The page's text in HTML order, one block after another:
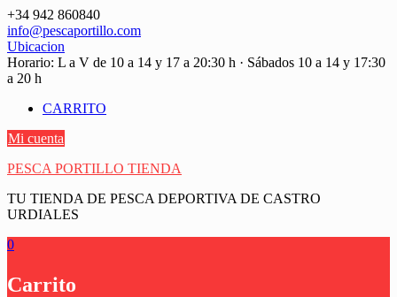
Saltar
contenido
+34 942 860840
info@pescaportillo.com
Ubicacion
Horario: L a V de 10 a 14 y 17 a 20:30 h · Sábados 10 a 14 y 17:30
a 20 h
CARRITO
Mi cuenta
PESCA PORTILLO TIENDA
TU TIENDA DE PESCA DEPORTIVA DE CASTRO
URDIALES
0
Carrito